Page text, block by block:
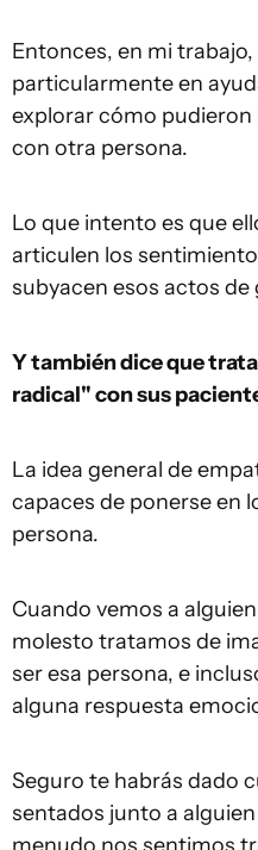
Entonces, en mi
particularmente en
explorar cómo pudieron
con otra persona.
Lo que intento es que
articulen los
subyacen esos actos de
Y también dice que
radical" con sus
La idea general de
capaces de ponerse en
persona.
Cuando vemos a
molesto tratamos de
ser esa persona, e
alguna respuesta
Seguro te habrás dado
sentados junto a